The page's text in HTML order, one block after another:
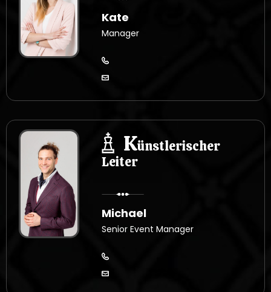
Kate
Manager
Künstlerischer
Leiter
Michael
Senior Event Manager